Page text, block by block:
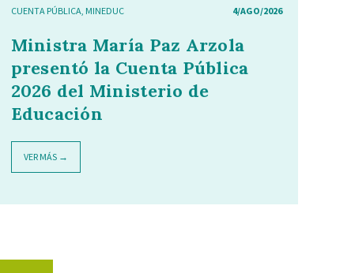
CUENTA PÚBLICA, MINEDUC 4/AGO/2026
Ministra María Paz Arzola
presentó la Cuenta Pública
2026 del Ministerio de
Educación
VER MÁS →